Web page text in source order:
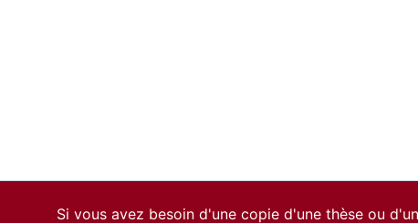
Si vous avez besoin d'une copie d'une thèse ou